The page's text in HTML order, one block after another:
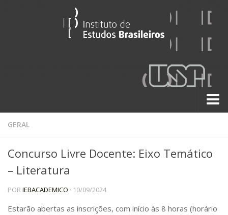
Sobre
A História do IEB
Institucional
60 Anos
Paralelos 22
GERAL
Concurso Livre Docente: Eixo Temático
– Literatura
PORIEBACADEMICO · 10/09/2024
Estarão abertas as inscrições, com início às 8 horas (horário